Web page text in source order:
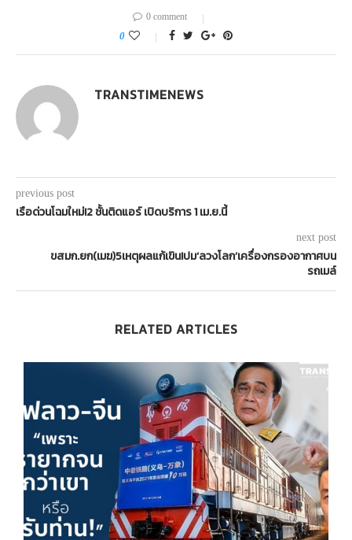
0 comment
0
TRANSTIMENEWS
previous post
เรือด่วนโฉมใหม่!2 ชั้นติดแอร์ เปิดบริการ 1 เม.ย.นี้
next post
ขสมก.ยก(เมฆ)5เหตุผลแก้เขิน!ปม‘ลวงโลก’เครื่องกรองอากาศบน
รถเมล์
RELATED ARTICLES